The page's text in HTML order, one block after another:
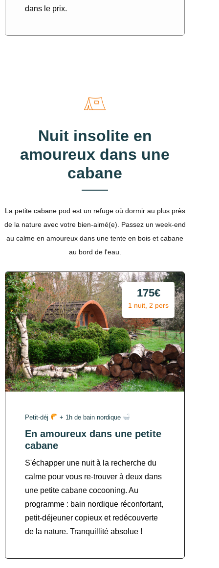
dans le prix.
Nuit insolite en
amoureux dans une
cabane
La petite cabane pod est un refuge où dormir au plus près
de la nature avec votre bien-aimé(e). Passez un week-end
au calme en amoureux dans une tente en bois et cabane
au bord de l'eau.
175€
1 nuit, 2 pers
Petit-déj + 1h de bain nordique
En amoureux dans une petite
cabane
S'échapper une nuit à la recherche du
calme pour vous re-trouver à deux dans
une petite cabane cocooning. Au
programme : bain nordique réconfortant,
petit-déjeuner copieux et redécouverte
de la nature. Tranquillité absolue !